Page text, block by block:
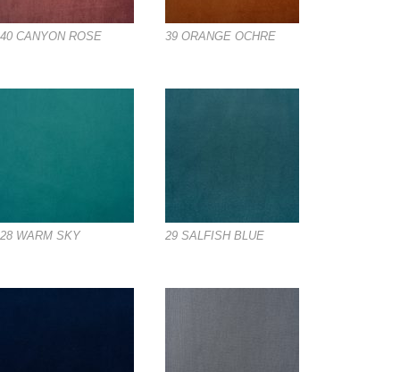
40 CANYON ROSE 39 ORANGE OCHRE
28 WARM SKY 29 SALFISH BLUE